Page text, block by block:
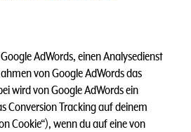
AdWords, einen Analysedienst
von Google AdWords das
wird von Google AdWords ein
Conversion Tracking auf deinem
Cookie“), wenn du auf eine von